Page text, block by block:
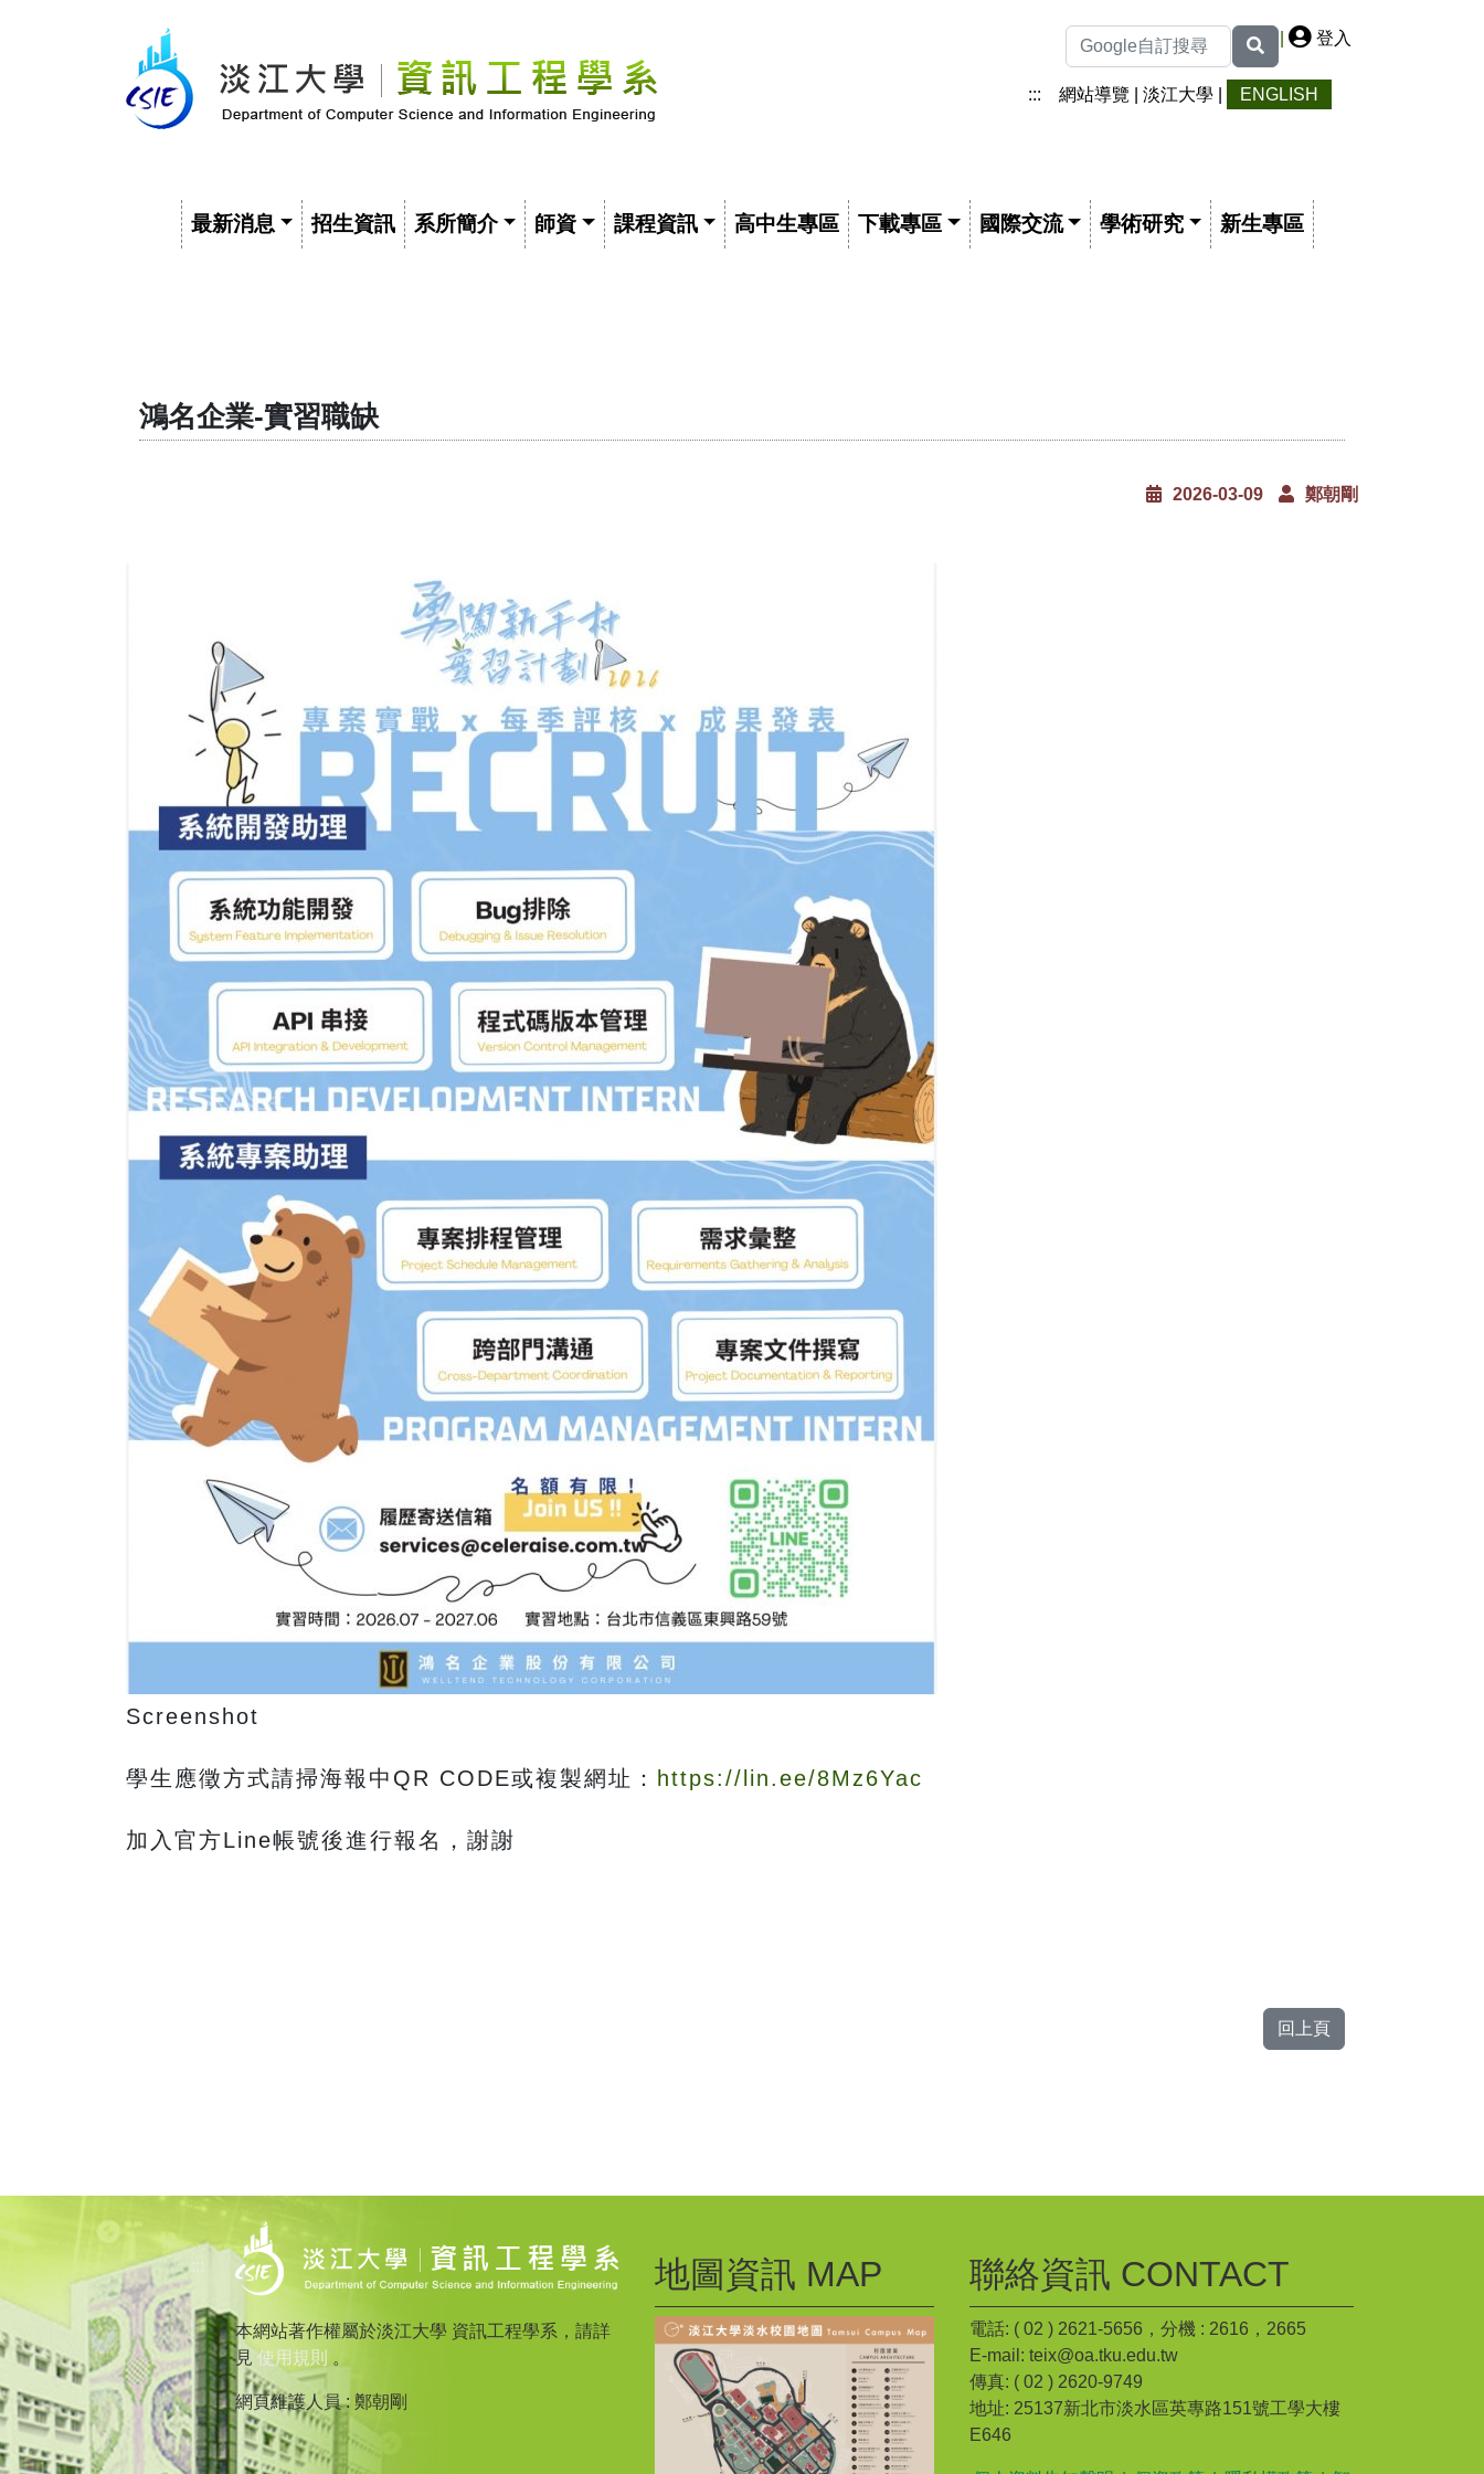
| 登入
::: 網站導覽 淡江大學 ENGLISH
最新消息 招生資訊 系所簡介 師資 課程資訊 高中生專區 下載專區 國際交流 學術研究 新生專區
鴻名企業-實習職缺
2026-03-09 鄭朝剛
Screenshot
學生應徵方式請掃海報中QR CODE或複製網址： https://lin.ee/8Mz6Yac
加入官方Line帳號後進行報名，謝謝
回上頁
:::
本網站著作權屬於淡江大學 資訊工程學系，請詳
見 使用規則 。
網頁維護人員 : 鄭朝剛
地圖資訊 MAP 聯絡資訊 CONTACT
電話: ( 02 ) 2621-5656，分機 : 2616，2665
E-mail: teix@oa.tku.edu.tw
傳真: ( 02 ) 2620-9749
地址: 25137新北市淡水區英專路151號工學大樓
E646